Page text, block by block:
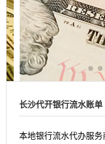
长沙代开银行流水账单
本地银行流水代办服